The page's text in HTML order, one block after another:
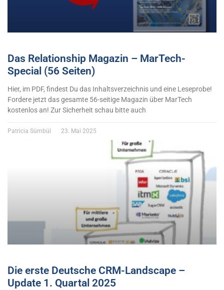
Das Relationship Magazin – MarTech-
Special (56 Seiten)
Hier, im PDF, findest Du das Inhaltsverzeichnis und eine Leseprobe!
Fordere jetzt das gesamte 56-seitige Magazin über MarTech
kostenlos an! Zur Sicherheit schau bitte auch
Patricia Sümbül 23. Mai 2025
Die erste Deutsche CRM-Landscape –
Update 1. Quartal 2025